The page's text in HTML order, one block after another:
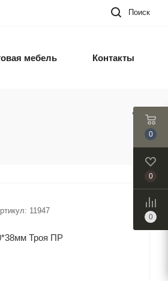
Поиск
мебель Контакты
11947
Троя ПР
0
0
0